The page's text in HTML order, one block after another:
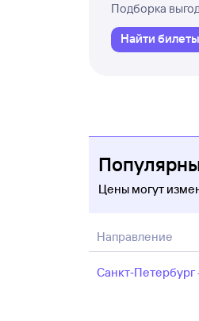
Подборка
Найти билеты
Цены могут
Направление